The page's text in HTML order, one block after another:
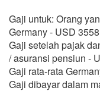
Gaji untuk: Orang
Germany - USD 3558
Gaji setelah pajak
/ asuransi pensiun -
Gaji rata-rata
Gaji dibayar dalam